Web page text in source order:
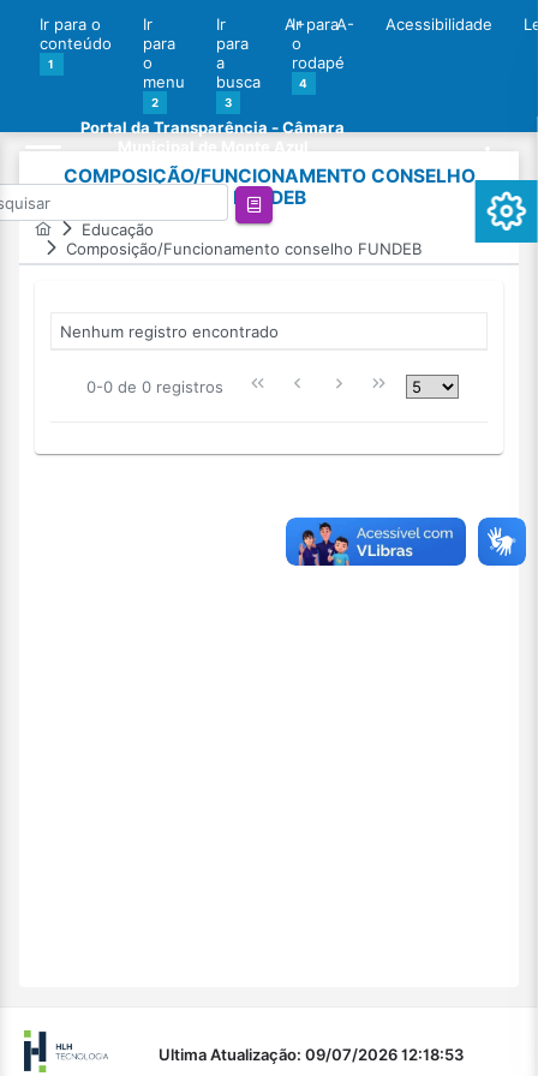
Ir para o
conteúdo
1
Ir
para
o
menu
2
Ir
para
a
busca
3
Ir para
o
rodapé
4
A+ A- Acessibilidade
Portal da Transparência - Câmara
COMPOSIÇÃO/FUNCIONAMENTO CONSELHO
FUNDEB
Educação
Composição/Funcionamento conselho FUNDEB
Nenhum registro encontrado
0-0 de 0 registros
Ultima Atualização: 09/07/2026 12:18:53